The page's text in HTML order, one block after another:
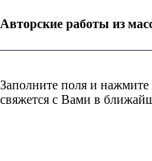
Авторские работы из
Заполните поля и
свяжется с Вами в